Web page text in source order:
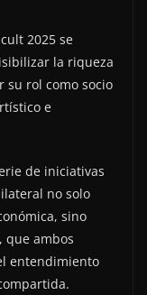
2025 se
la riqueza
su rol como socio
e
de iniciativas
no solo
sino
que ambos
entendimiento